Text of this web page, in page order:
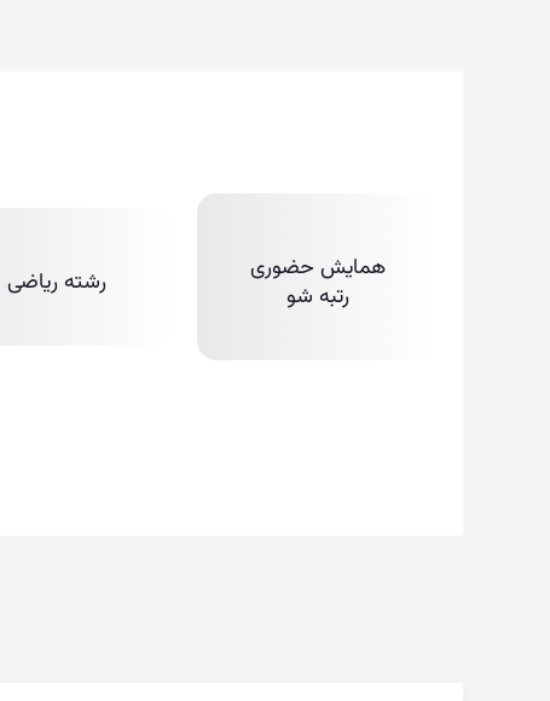
همایش حضوری
رتبه شو
رشته ریاضی